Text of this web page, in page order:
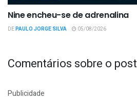
Nine encheu-se de adrenalina
DEPAULO JORGE SILVA 05/08/2026
Comentários sobre o post
Publicidade